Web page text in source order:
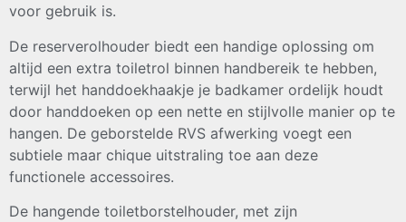
voor gebruik is.
De reserverolhouder biedt een handige oplossing om
altijd een extra toiletrol binnen handbereik te hebben,
terwijl het handdoekhaakje je badkamer ordelijk houdt
door handdoeken op een nette en stijlvolle manier op te
hangen. De geborstelde RVS afwerking voegt een
subtiele maar chique uitstraling toe aan deze
functionele accessoires.
De hangende toiletborstelhouder, met zijn